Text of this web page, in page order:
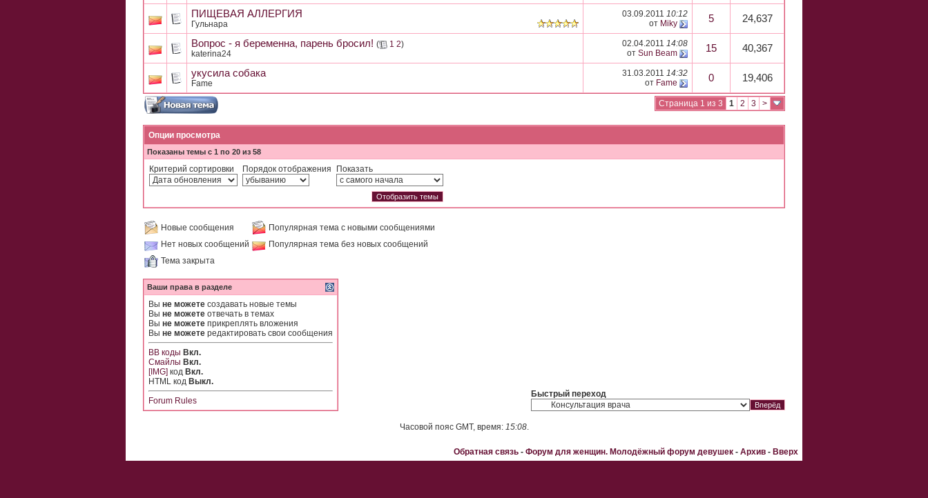
ПИЩЕВАЯ АЛЛЕРГИЯ
Гульнара
03.09.2011 10:12
от Miky 5 24,637
Вопрос - я беременна, парень бросил! ( 1 2)
katerina24
02.04.2011 14:08
от Sun Beam 15 40,367
укусила собака
Fame
31.03.2011 14:32
от Fame 0 19,406
Страница 1 из 3 1 2 3 >
Опции просмотра
Показаны темы с 1 по 20 из 58
Критерий сортировки Порядок отображения Показать
Новые сообщения
Популярная тема с новыми сообщениями
Нет новых сообщений
Популярная тема без новых сообщений
Тема закрыта
Ваши права в разделе
Вы не можете создавать новые темы
Вы не можете отвечать в темах
Вы не можете прикреплять вложения
Вы не можете редактировать свои сообщения
BB коды Вкл.
Смайлы Вкл.
[IMG] код Вкл.
HTML код Выкл.
Forum Rules
Быстрый переход
Часовой пояс GMT, время: 15:08.
Обратная связь - Форум для женщин. Молодёжный форум девушек - Архив - Вверх